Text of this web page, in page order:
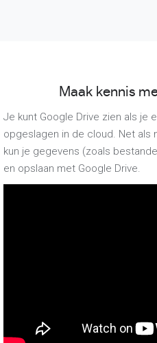
Maak kennis
Je kunt Google Drive zien als je
opgeslagen in de cloud. Net als
kun je gegevens (zoals
en opslaan met Google Drive.